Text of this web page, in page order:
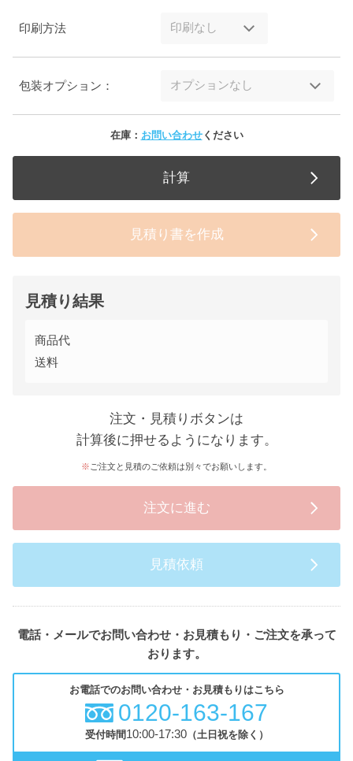
印刷方法
包装オプション：
在庫： お問い合わせください
計算
見積り書を作成
見積り結果
商品代
送料
注文・見積りボタンは
計算後に押せるようになります。
ご注文と見積のご依頼は別々でお願いします。
注文に進む
見積依頼
電話・メールでお問い合わせ・お見積もり・ご注文を承って
おります。
お電話でのお問い合わせ・お見積もりはこちら
0120-163-167
受付時間10:00-17:30（土日祝を除く）